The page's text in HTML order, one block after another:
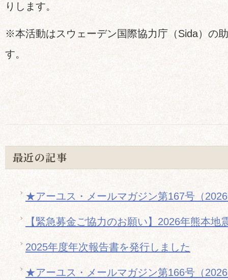
りします。
※本活動はスウェーデン国際協力庁（Sida）の
す。
最近の記事
★アーユス・メールマガジン第167号（
【緊急募金ご協力のお願い】2026年熊本地
2025年度年次報告書を発行しました
★アーユス・メールマガジン第166号（